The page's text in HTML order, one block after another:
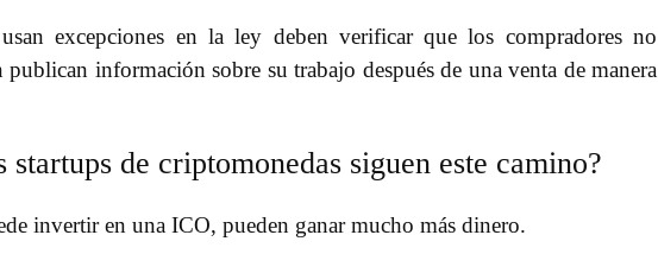
excepciones en la ley deben verificar que los compradores no
información sobre su trabajo después de una venta de manera
startups de criptomonedas siguen este camino?
invertir en una ICO, pueden ganar mucho más dinero.